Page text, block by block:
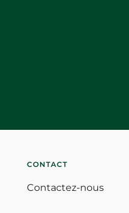
CONTACT
Contactez-nous